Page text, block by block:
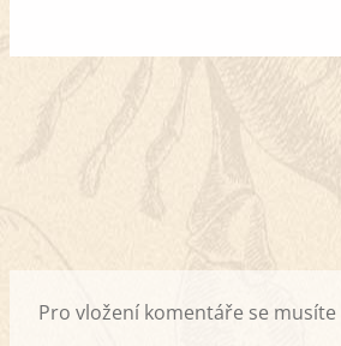
Pro vložení komentáře se musíte